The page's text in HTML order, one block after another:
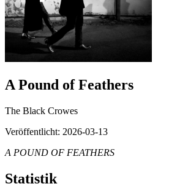
A Pound of Feathers
The Black Crowes
Veröffentlicht: 2026-03-13
A POUND OF FEATHERS
Statistik